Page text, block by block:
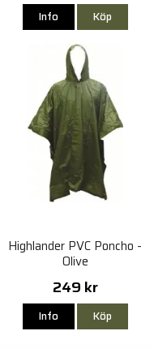
Info Köp
Highlander PVC Poncho -
Olive
249 kr
Info Köp